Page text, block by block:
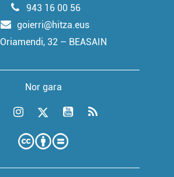
943 16 00 56
goierri@hitza.eus
Oriamendi, 32 – BEASAIN
Nor gara